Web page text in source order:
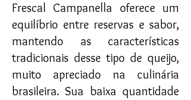
Frescal Campanella oferece um
equilíbrio entre reservas e sabor,
mantendo as características
tradicionais desse tipo de queijo,
muito apreciado na culinária
brasileira. Sua baixa quantidade